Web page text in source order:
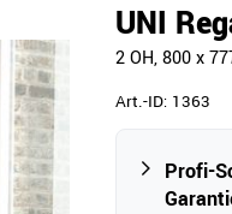
UNI
2 OH, 800 x
Art.-ID: 1363
Profi-